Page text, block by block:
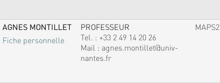
AGNES MONTILLET
Fiche personnelle
PROFESSEUR
Tel. : +33 2 49 14 20 26
Mail : agnes.montillet@univ-
nantes.fr
MAPS2